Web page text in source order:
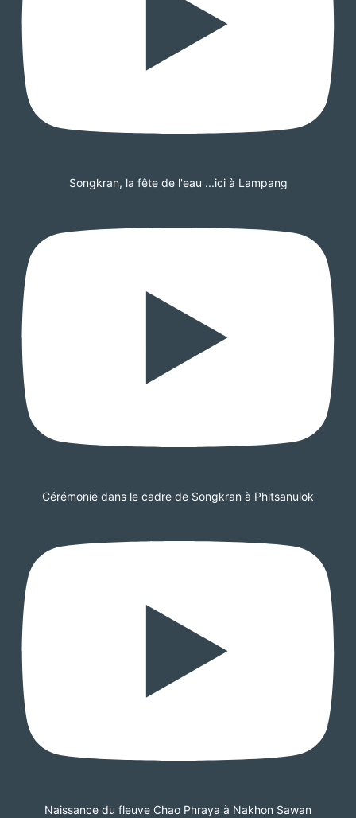
Songkran, la fête de l'eau ...ici à Lampang
Cérémonie dans le cadre de Songkran à Phitsanulok
Naissance du fleuve Chao Phraya à Nakhon Sawan